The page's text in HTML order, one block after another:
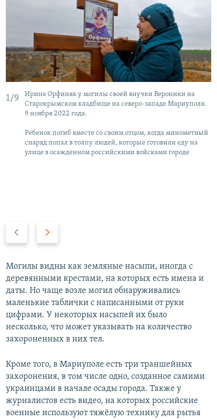
1/9
Ирина Орфиняк у могилы своей внучки Вероники на
Старокрымском кладбище на северо-западе Мариуполя.
9 ноября 2022 года.
Ребенок погиб вместе со своим отцом, когда минометный
снаряд попал в толпу людей, которые готовили еду на
улице в осажденном российскими войсками городе
v
i
o
u
s
s
l
d
e
t
s
l
i
d
e
Могилы видны как земляные насыпи, иногда с
деревянными крестами, на которых есть имена и
даты. Но чаще возле могил обнаруживались
маленькие таблички с написанными от руки
цифрами. У некоторых насыпей их было
несколько, что может указывать на количество
захороненных в них тел.
Кроме того, в Мариуполе есть три траншейных
захоронения, в том числе одно, созданное самими
украинцами в начале осады города. Также у
журналистов есть видео, на которых российские
военные используют тяжёлую технику для рытья